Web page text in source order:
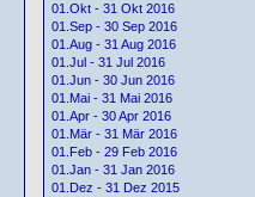
01.Okt - 31 Okt 2016
01.Sep - 30 Sep 2016
01.Aug - 31 Aug 2016
01.Jul - 31 Jul 2016
01.Jun - 30 Jun 2016
01.Mai - 31 Mai 2016
01.Apr - 30 Apr 2016
01.Mär - 31 Mär 2016
01.Feb - 29 Feb 2016
01.Jan - 31 Jan 2016
01.Dez - 31 Dez 2015